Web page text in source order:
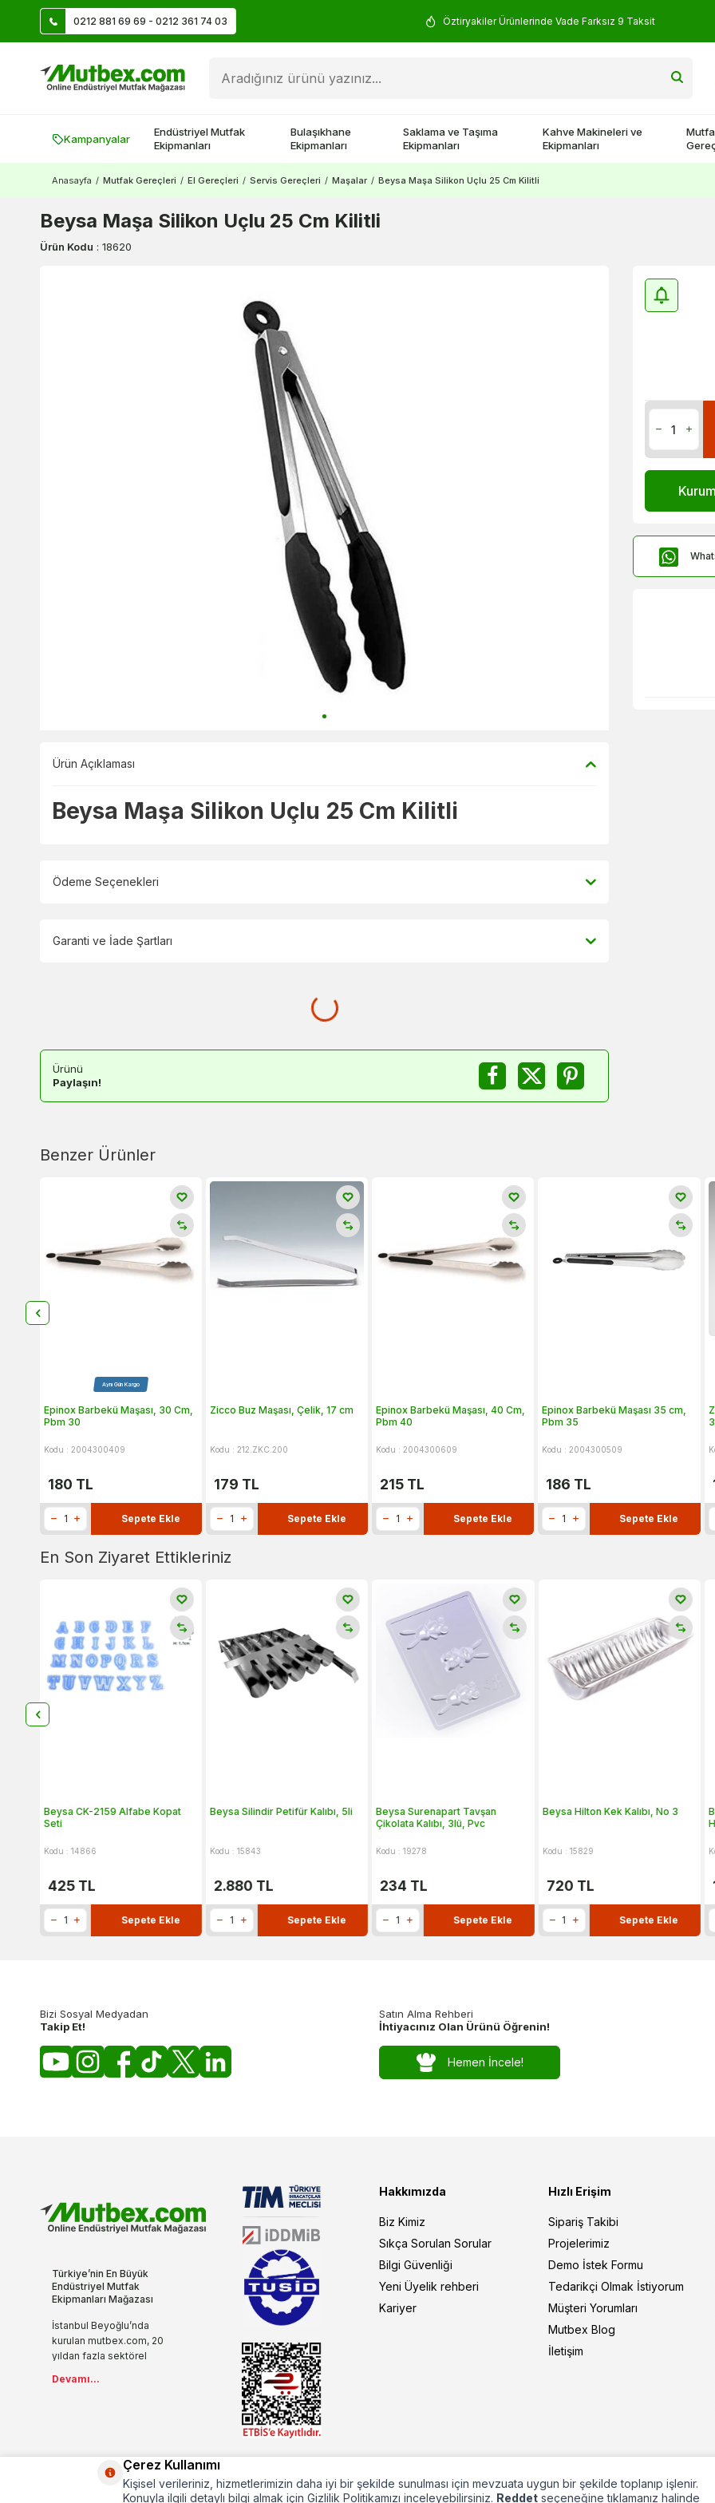
0212 881 69 69 - 0212 361 74 03Üye Ol İlk Siparişte 500 TL Kazan! Öztiryakiler Ürünlerinde Vade Farksız 9 Taksit
Kampanyalar
Endüstriyel Mutfak
Ekipmanları
Bulaşıkhane
Ekipmanları
Saklama ve Taşıma
Ekipmanları
Kahve Makineleri ve
Ekipmanları
Anasayfa / Mutfak Gereçleri / El Gereçleri / Servis Gereçleri / Maşalar / Beysa Maşa Silikon Uçlu 25 Cm Kilitli
Beysa Maşa Silikon Uçlu 25 Cm Kilitli
Ürün Kodu : 18620
Ürün Açıklaması
Beysa Maşa Silikon Uçlu 25 Cm Kilitli
Ödeme Seçenekleri
Garanti ve İade Şartları
Ürünü
Paylaşın!
Benzer Ürünler
Aynı Gün Kargo
Epinox Barbekü Maşası, 30 Cm,
Pbm 30
Kodu : 2004300409
180 TL
Sepete Ekle
Zicco Buz Maşası, Çelik, 17 cm
Kodu : 212.ZKC.200
179 TL
Sepete Ekle
Epinox Barbekü Maşası, 40 Cm,
Pbm 40
Kodu : 2004300609
215 TL
Sepete Ekle
Epinox Barbekü Maşası 35 cm,
Pbm 35
Kodu : 2004300509
186 TL
Sepete Ekle
En Son Ziyaret Ettikleriniz
Beysa CK-2159 Alfabe Kopat
Seti
Kodu : 14866
425TL
Sepete Ekle
Beysa Silindir Petifür Kalıbı, 5li
Kodu : 15843
2.880 TL
Sepete Ekle
Beysa Surenapart Tavşan
Çikolata Kalıbı, 3lü, Pvc
Kodu : 19278
234 TL
Sepete Ekle
Beysa Hilton Kek Kalıbı, No 3
Kodu : 15829
720 TL
Sepete Ekle
Bizi Sosyal Medyadan
Takip Et!
Satın Alma Rehberi
İhtiyacınız Olan Ürünü Öğrenin!
Hemen İncele!
Türkiye’nin En Büyük
Endüstriyel Mutfak
Ekipmanları Mağazası
İstanbul Beyoğlu’nda
kurulan mutbex.com, 20
yıldan fazla sektörel
modern anlayışıyla
duyacağınız tüm mutfak
ürünlerini sizlere özel
fiyatlarla sunuyoruz.
Devamı...
Hakkımızda
Biz Kimiz
Sıkça Sorulan Sorular
Bilgi Güvenliği
Yeni Üyelik rehberi
Kariyer
Hızlı Erişim
Sipariş Takibi
Projelerimiz
Demo İstek Formu
Tedarikçi Olmak İstiyorum
Müşteri Yorumları
Mutbex Blog
İletişim
Çerez Kullanımı
Kişisel verileriniz, hizmetlerimizin daha iyi bir şekilde sunulması için mevzuata uygun bir şekilde toplanıp işlenir.
Konuyla ilgili detaylı bilgi almak için Gizlilik Politikamızı inceleyebilirsiniz. Reddet seçeneğine tıklamanız halinde